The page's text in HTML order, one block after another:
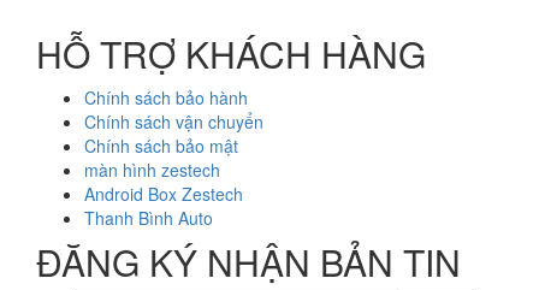
HỖ TRỢ KHÁCH HÀNG
Chính sách bảo hành
Chính sách vận chuyển
Chính sách bảo mật
màn hình zestech
Android Box Zestech
Thanh Bình Auto
ĐĂNG KÝ NHẬN BẢN TIN